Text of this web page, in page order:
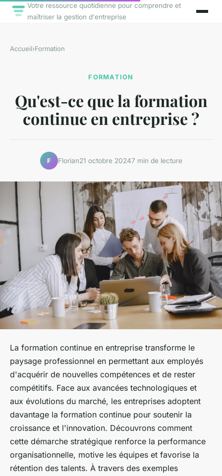
Votre ressource quotidienne pour comprendre et
maîtriser la gestion d'entreprise
Accueil›Formation
FORMATION
Qu'est-ce que la formation
continue en entreprise ?
F Florian21 octobre 20247 min de lecture
La formation continue en entreprise transforme le
paysage professionnel en permettant aux employés
d'acquérir de nouvelles compétences et de rester
compétitifs. Face aux avancées technologiques et
aux évolutions du marché, les entreprises adoptent
davantage la formation continue pour soutenir la
croissance et l'innovation. Découvrons comment
cette démarche stratégique renforce la performance
organisationnelle, motive les équipes et favorise la
rétention des talents. À travers des exemples